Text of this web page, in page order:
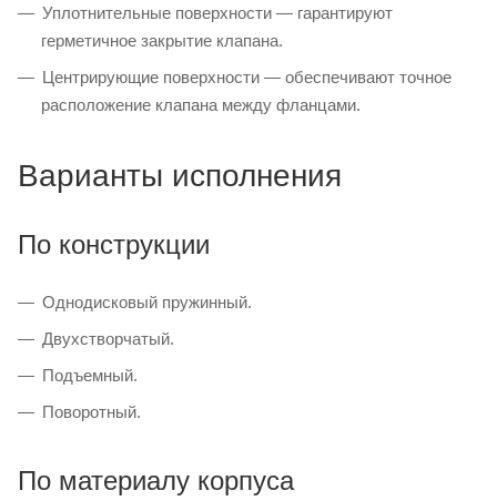
Уплотнительные поверхности — гарантируют
герметичное закрытие клапана.
Центрирующие поверхности — обеспечивают точное
расположение клапана между фланцами.
Варианты исполнения
По конструкции
Однодисковый пружинный.
Двухстворчатый.
Подъемный.
Поворотный.
По материалу корпуса